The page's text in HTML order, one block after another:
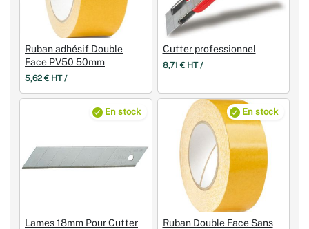
Ruban adhésif Double
Face PV50 50mm
5,62 € HT /
Cutter professionnel
8,71 € HT /
En stock
Lames 18mm Pour Cutter
En stock
Ruban Double Face Sans